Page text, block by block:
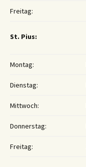
Freitag:
St. Pius:
Montag:
Dienstag:
Mittwoch:
Donnerstag:
Freitag: